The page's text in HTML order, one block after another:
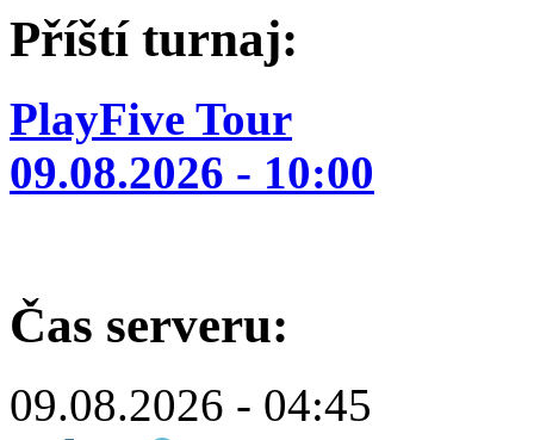
Příští turnaj:
PlayFive Tour
09.08.2026 - 10:00
Čas serveru:
09.08.2026 - 04:45